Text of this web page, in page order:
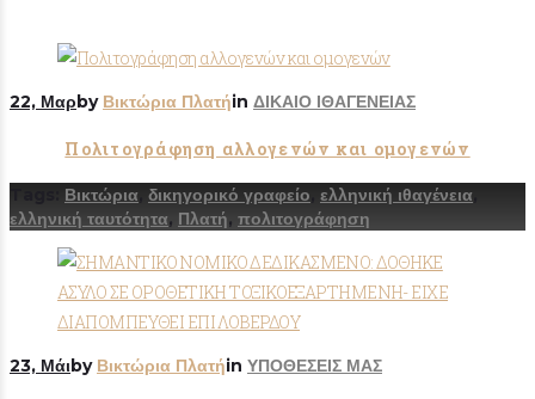
22, Μαρby Βικτώρια Πλατήin ΔΙΚΑΙΟ ΙΘΑΓΕΝΕΙΑΣ
Πολιτογράφηση αλλογενών και ομογενών
Βικτώρια δικηγορικό γραφείο ελληνική ιθαγένεια
ελληνική ταυτότητα, Πλατή, πολιτογράφηση
23, Μάιby Βικτώρια Πλατήin ΥΠΟΘΕΣΕΙΣ ΜΑΣ